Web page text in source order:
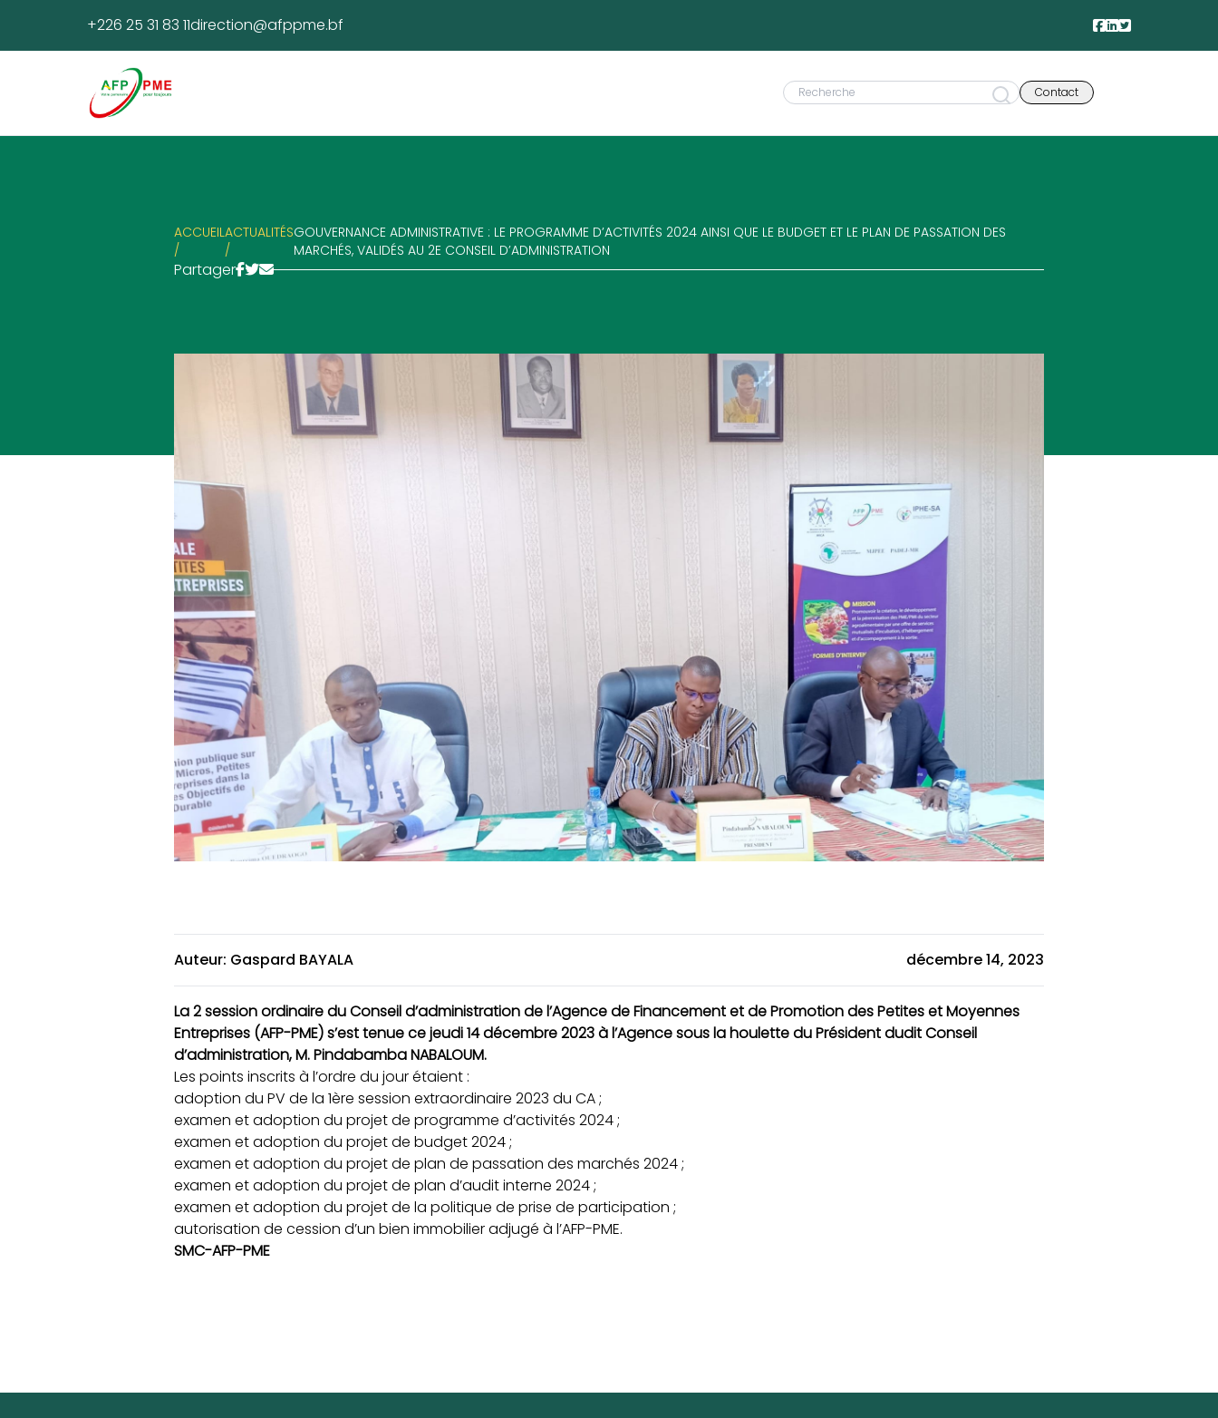
+226 25 31 83 11direction@afppme.bf
Contact
ACCUEIL
/
ACTUALITÉS
/
GOUVERNANCE ADMINISTRATIVE : LE PROGRAMME D’ACTIVITÉS 2024 AINSI QUE LE BUDGET ET LE PLAN DE PASSATION DES
MARCHÉS, VALIDÉS AU 2E CONSEIL D’ADMINISTRATION
Partager
Auteur: Gaspard BAYALA décembre 14, 2023
La 2 session ordinaire du Conseil d’administration de l’Agence de Financement et de Promotion des Petites et Moyennes
Entreprises (AFP-PME) s’est tenue ce jeudi 14 décembre 2023 à l’Agence sous la houlette du Président dudit Conseil
d’administration, M. Pindabamba NABALOUM.
Les points inscrits à l’ordre du jour étaient :
adoption du PV de la 1ère session extraordinaire 2023 du CA ;
examen et adoption du projet de programme d’activités 2024 ;
examen et adoption du projet de budget 2024 ;
examen et adoption du projet de plan de passation des marchés 2024 ;
examen et adoption du projet de plan d’audit interne 2024 ;
examen et adoption du projet de la politique de prise de participation ;
autorisation de cession d’un bien immobilier adjugé à l’AFP-PME.
SMC-AFP-PME